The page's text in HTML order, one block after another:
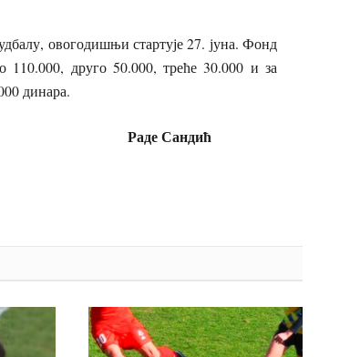
овогодишњи стартује 27. јуна. Фонд
110.000, друго 50.000, треће 30.000 и за
је 6.000 динара.
Раде Сандић